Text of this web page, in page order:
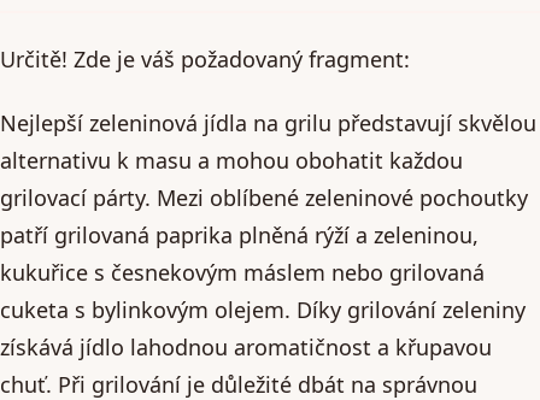
Určitě! Zde je váš požadovaný fragment:
Nejlepší zeleninová jídla na grilu představují skvělou
alternativu k masu a mohou obohatit každou
grilovací párty. Mezi oblíbené zeleninové pochoutky
patří grilovaná paprika plněná rýží a zeleninou,
kukuřice s česnekovým máslem nebo grilovaná
cuketa s bylinkovým olejem. Díky grilování zeleniny
získává jídlo lahodnou aromatičnost a křupavou
chuť. Při grilování je důležité dbát na správnou